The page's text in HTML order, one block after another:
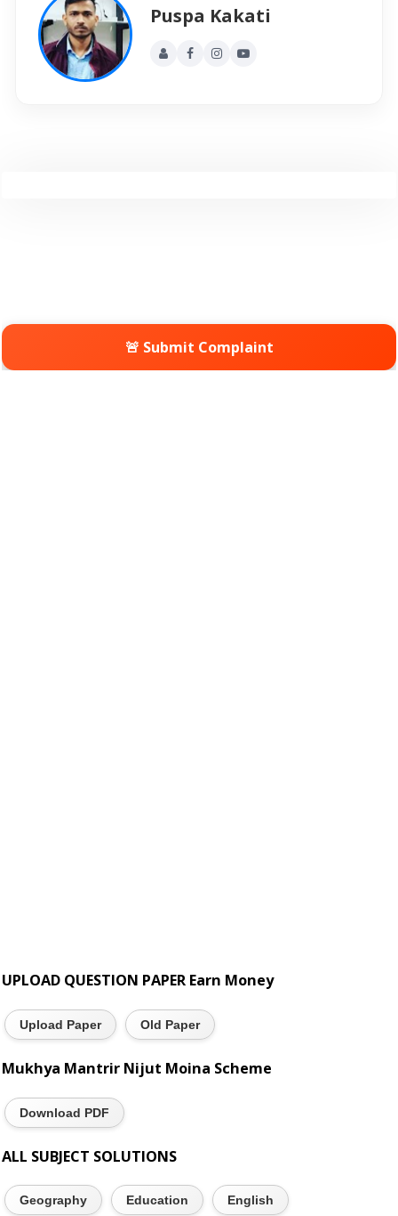
Puspa Kakati
🚨 Submit Complaint
UPLOAD QUESTION PAPER Earn Money
Upload Paper Old Paper
Mukhya Mantrir Nijut Moina Scheme
Download PDF
ALL SUBJECT SOLUTIONS
Geography Education English